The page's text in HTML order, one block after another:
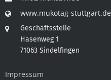
www.mukotag-stuttgart.de
Geschäftsstelle
Hasenweg 1
71063 Sindelfingen
Impressum